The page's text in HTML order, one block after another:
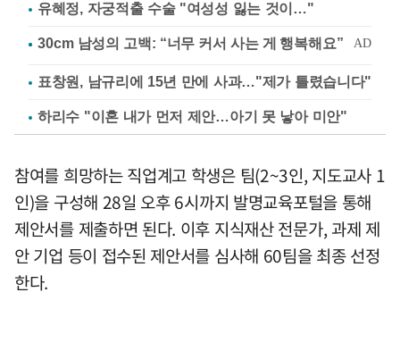
유혜정, 자궁적출 수술 "여성성 잃는 것이…"
표창원, 남규리에 15년 만에 사과…"제가 틀렸습니다"
하리수 "이혼 내가 먼저 제안…아기 못 낳아 미안"
참여를 희망하는 직업계고 학생은 팀(2~3인, 지도교사 1
인)을 구성해 28일 오후 6시까지 발명교육포털을 통해
제안서를 제출하면 된다. 이후 지식재산 전문가, 과제 제
안 기업 등이 접수된 제안서를 심사해 60팀을 최종 선정
한다.